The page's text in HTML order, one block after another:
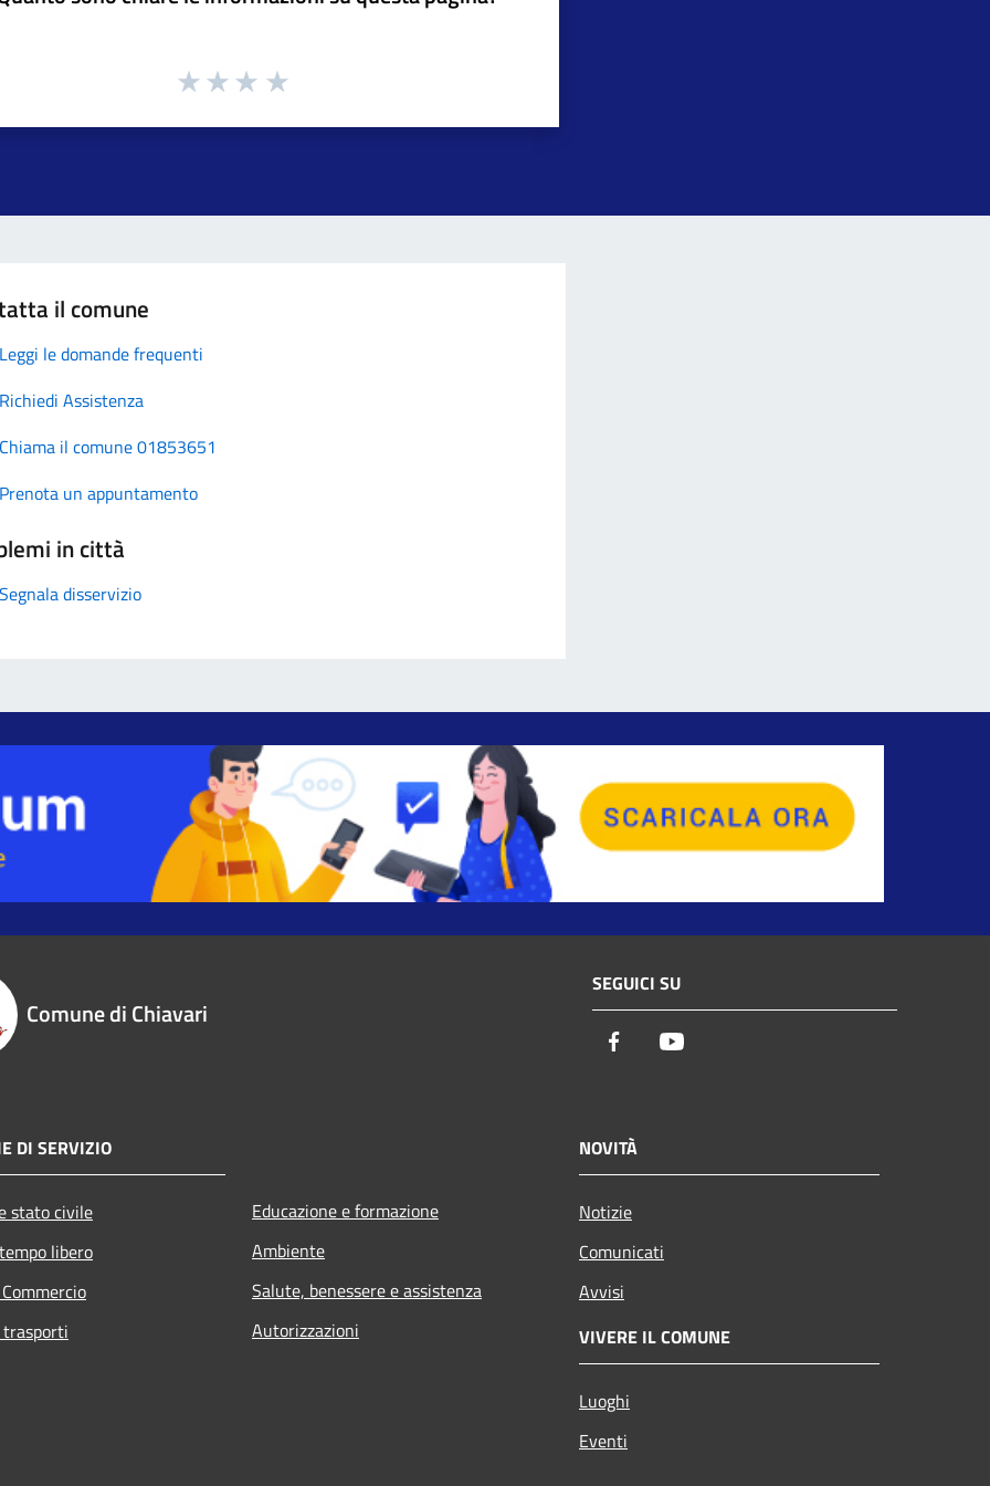
il comune
Leggi le domande frequenti
Richiedi Assistenza
Chiama il comune 01853651
Prenota un appuntamento
in città
Segnala disservizio
Comune di Chiavari
SEGUICI SU
Facebook
DI SERVIZIO
stato civile
libero
Educazione e formazione
Ambiente
Salute, benessere e assistenza
Autorizzazioni
NOVITÀ
Notizie
Comunicati
Avvisi
VIVERE IL COMUNE
Luoghi
Eventi